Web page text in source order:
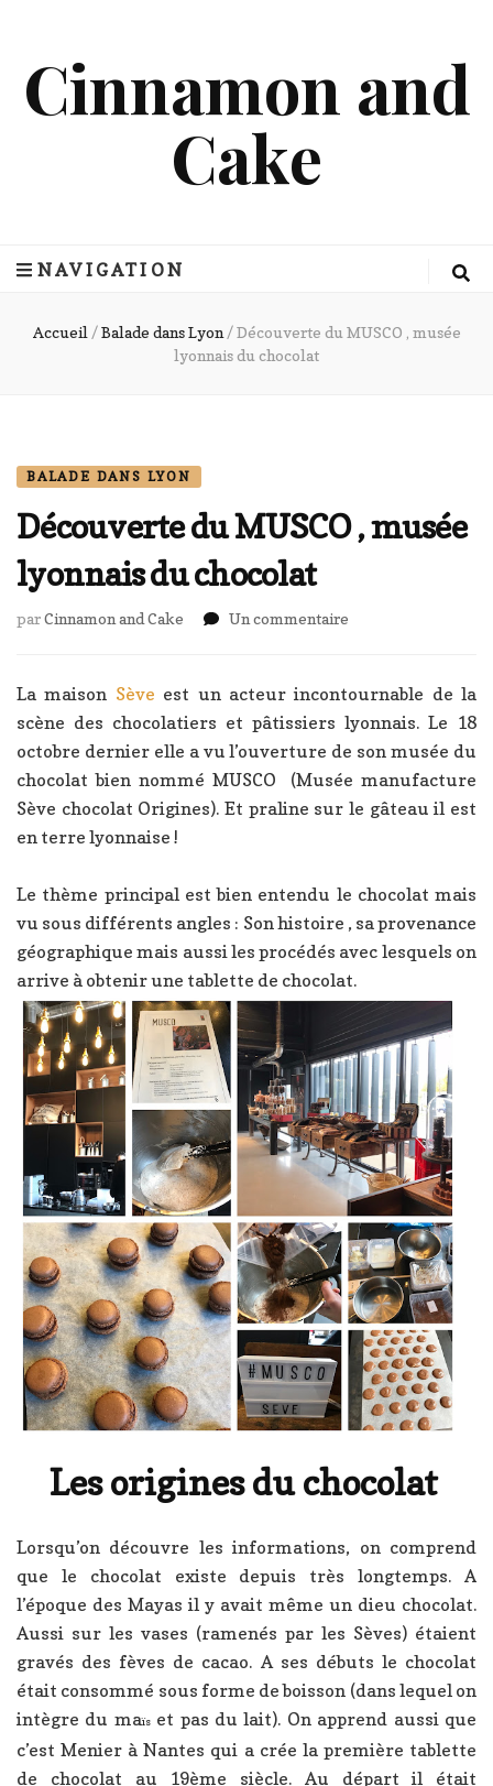
Cinnamon and
Cake
NAVIGATION
Accueil / Balade dans Lyon / Découverte du MUSCO , musée
lyonnais du chocolat
BALADE DANS LYON
Découverte du MUSCO , musée
lyonnais du chocolat
parCinnamon and Cake Un commentaire
MUSCO
musée
lyonnais
du
chocolat
La maison Sève est un acteur incontournable de la
scène des chocolatiers et pâtissiers lyonnais. Le 18
octobre dernier elle a vu l’ouverture de son musée du
chocolat bien nommé MUSCO (Musée manufacture
Sève chocolat Origines). Et praline sur le gâteau il est
en terre lyonnaise !
Le thème principal est bien entendu le chocolat mais
vu sous différents angles : Son histoire , sa provenance
géographique mais aussi les procédés avec lesquels on
arrive à obtenir une tablette de chocolat.
Les origines du chocolat
Lorsqu’on découvre les informations, on comprend
que le chocolat existe depuis très longtemps. A
l’époque des Mayas il y avait même un dieu chocolat.
Aussi sur les vases (ramenés par les Sèves) étaient
gravés des fèves de cacao. A ses débuts le chocolat
était consommé sous forme de boisson (dans lequel on
intègre du maïset pas du lait). On apprend aussi que
c’est Menier à Nantes qui a crée la première tablette
de chocolat au 19ème siècle. Au départ il était